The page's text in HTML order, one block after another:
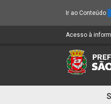
Ir ao Conteúdo
Acesso à